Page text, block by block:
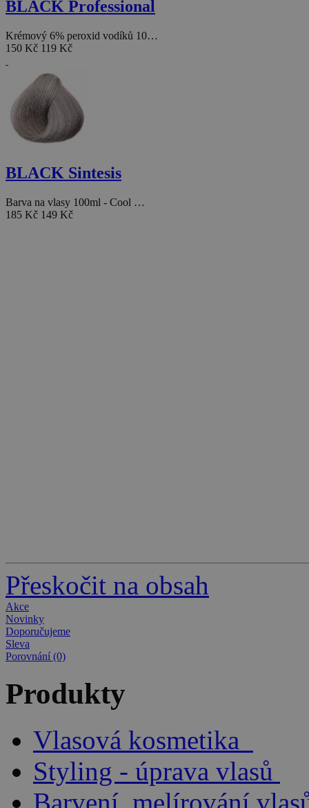
BLACK Professional
Krémový 6% peroxid vodíků 10…
150 Kč 119 Kč
BLACK Sintesis
Barva na vlasy 100ml - Cool …
185 Kč 149 Kč
Přeskočit na obsah
Akce
Novinky
Doporučujeme
Sleva
Porovnání (0)
Produkty
Vlasová kosmetika
Styling - úprava vlasů